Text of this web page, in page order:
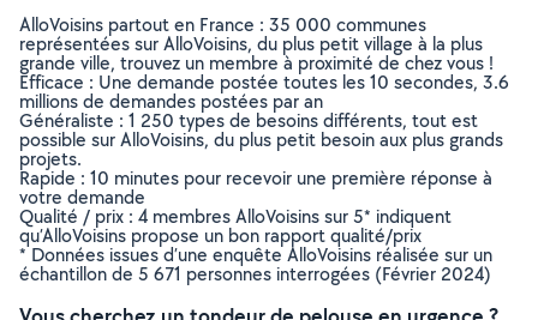
AlloVoisins partout en France : 35 000 communes
représentées sur AlloVoisins, du plus petit village à la plus
grande ville, trouvez un membre à proximité de chez vous !
Efficace : Une demande postée toutes les 10 secondes, 3.6
millions de demandes postées par an
Généraliste : 1 250 types de besoins différents, tout est
possible sur AlloVoisins, du plus petit besoin aux plus grands
projets.
Rapide : 10 minutes pour recevoir une première réponse à
votre demande
Qualité / prix : 4 membres AlloVoisins sur 5* indiquent
qu’AlloVoisins propose un bon rapport qualité/prix
* Données issues d’une enquête AlloVoisins réalisée sur un
échantillon de 5 671 personnes interrogées (Février 2024)